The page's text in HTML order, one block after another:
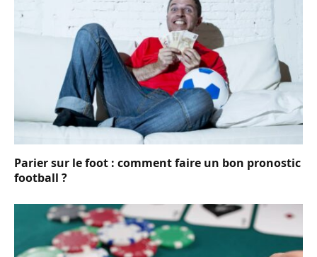
Parier sur le foot : comment faire un bon pronostic
football ?